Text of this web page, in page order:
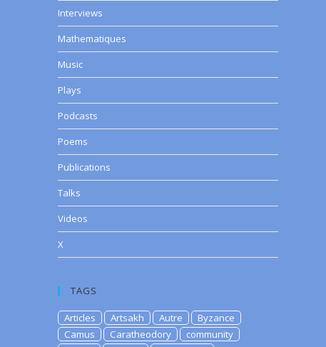
Interviews
Mathematiques
Music
Plays
Podcasts
Poems
Publications
Talks
Videos
X
TAGS
Articles Artsakh Autre
Byzance
Camus
Caratheodory
community